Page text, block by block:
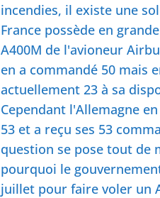
incendies, il existe une
France possède en
A400M de l'avioneur
en a commandé 50 mais
actuellement 23 à sa
Cependant l'Allemagne
53 et a reçu ses 53
question se pose tout de
pourquoi le
juillet pour faire voler un